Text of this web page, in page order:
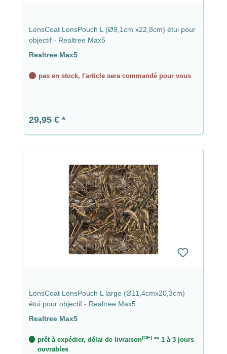
LensCoat LensPouch L (Ø9,1cm x22,8cm) étui pour
objectif - Realtree Max5
Realtree Max5
pas en stock, l'article sera commandé pour vous
Prix régulier :
29,95 €
LensCoat LensPouch L large (Ø11,4cmx20,3cm)
étui pour objectif - Realtree Max5
Realtree Max5
prêt à expédier, délai de livraison(DE)** 1 à 3 jours
ouvrables